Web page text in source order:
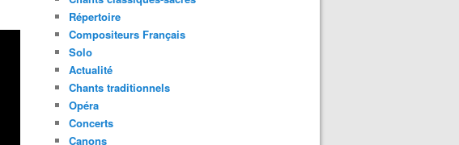
Répertoire
Compositeurs Français
Solo
Actualité
Chants traditionnels
Opéra
Concerts
Canons